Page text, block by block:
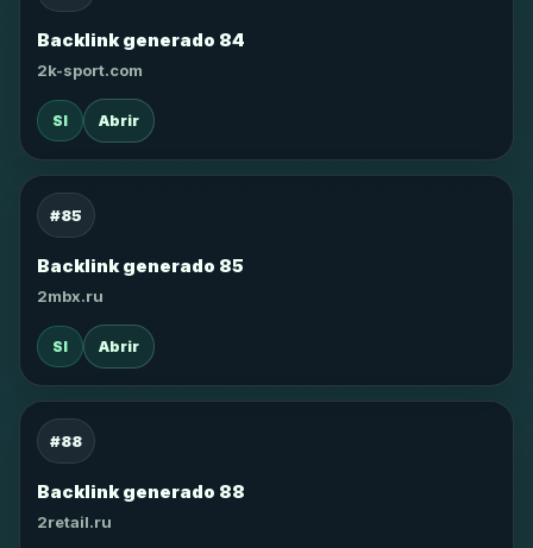
Backlink generado 84
2k-sport.com
SI Abrir
#85
Backlink generado 85
2mbx.ru
SI Abrir
#88
Backlink generado 88
2retail.ru